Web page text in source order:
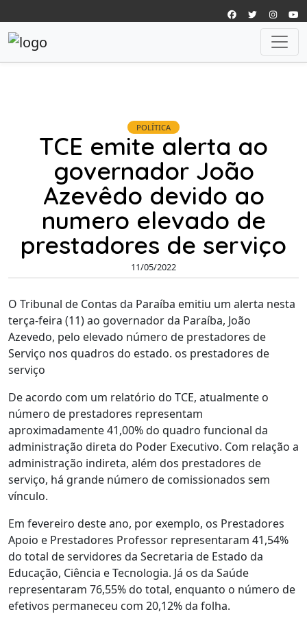
POLÍTICA
TCE emite alerta ao
governador João
Azevêdo devido ao
numero elevado de
prestadores de serviço
11/05/2022
O Tribunal de Contas da Paraíba emitiu um alerta nesta
terça-feira (11) ao governador da Paraíba, João
Azevedo, pelo elevado número de prestadores de
Serviço nos quadros do estado. os prestadores de
serviço
De acordo com um relatório do TCE, atualmente o
número de prestadores representam
aproximadamente 41,00% do quadro funcional da
administração direta do Poder Executivo. Com relação a
administração indireta, além dos prestadores de
serviço, há grande número de comissionados sem
vínculo.
Em fevereiro deste ano, por exemplo, os Prestadores
Apoio e Prestadores Professor representaram 41,54%
do total de servidores da Secretaria de Estado da
Educação, Ciência e Tecnologia. Já os da Saúde
representaram 76,55% do total, enquanto o número de
efetivos permaneceu com 20,12% da folha.